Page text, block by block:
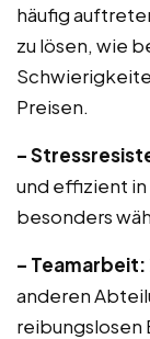
häufig
zu lösen, wie
Preisen.
–
und effizient
besonders
– Teamarbeit:
anderen
reibungslosen